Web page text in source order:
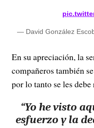
— David González
En su apreciación, la
compañeros también
por lo tanto se les debe
“Yo he visto
esfuerzo y la